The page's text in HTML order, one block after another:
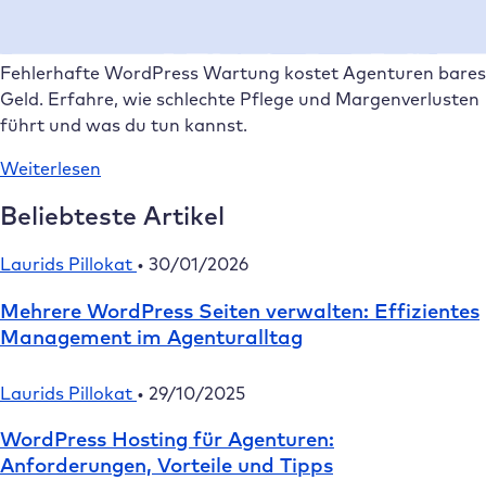
Fehlerhafte WordPress Wartung kostet Agenturen bares
Geld. Erfahre, wie schlechte Pflege und Margenverlusten
führt und was du tun kannst.
Weiterlesen
Beliebteste Artikel
Laurids Pillokat • 30/01/2026
Mehrere WordPress Seiten verwalten: Effizientes
Management im Agenturalltag
Laurids Pillokat • 29/10/2025
WordPress Hosting für Agenturen:
Anforderungen, Vorteile und Tipps